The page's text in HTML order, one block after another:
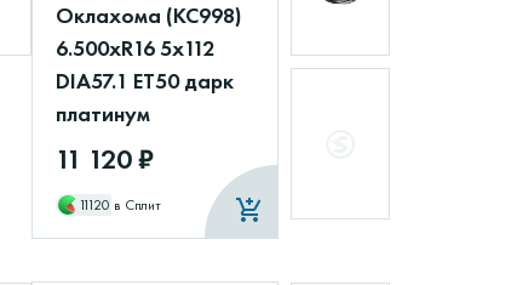
Оклахома (КС998)
6.500xR16 5x112
DIA57.1 ET50 дарк
платинум
11 120 ₽
11120 в Сплит